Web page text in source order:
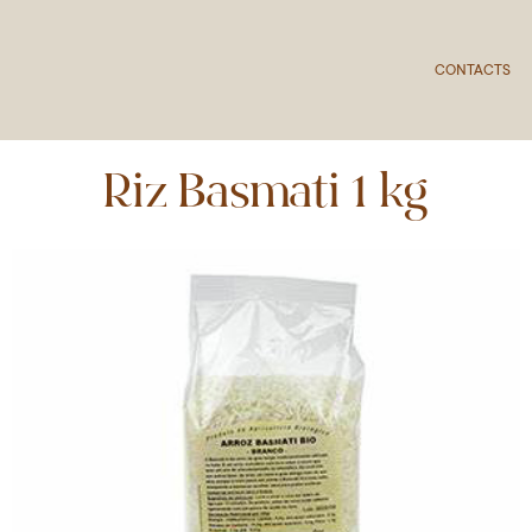
CONTACTS
Riz Basmati 1 kg